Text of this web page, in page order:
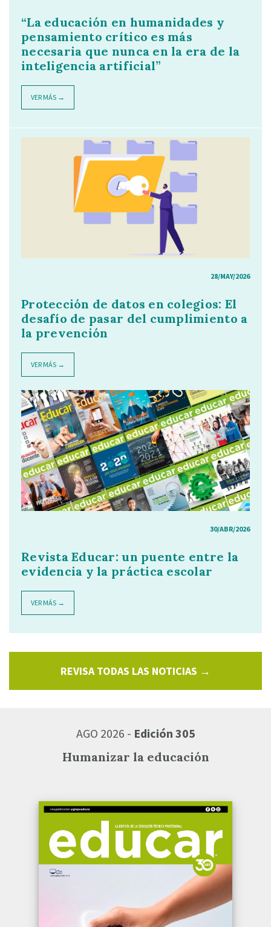
“La educación en humanidades y
pensamiento crítico es más
necesaria que nunca en la era de la
inteligencia artificial”
VER MÁS →
28/MAY/2026
Protección de datos en colegios: El
desafío de pasar del cumplimiento a
la prevención
VER MÁS →
30/ABR/2026
Revista Educar: un puente entre la
evidencia y la práctica escolar
VER MÁS →
REVISA TODAS LAS NOTICIAS →
AGO 2026 - Edición 305
Humanizar la educación